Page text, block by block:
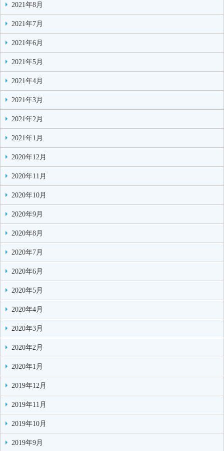
2021年8月
2021年7月
2021年6月
2021年5月
2021年4月
2021年3月
2021年2月
2021年1月
2020年12月
2020年11月
2020年10月
2020年9月
2020年8月
2020年7月
2020年6月
2020年5月
2020年4月
2020年3月
2020年2月
2020年1月
2019年12月
2019年11月
2019年10月
2019年9月